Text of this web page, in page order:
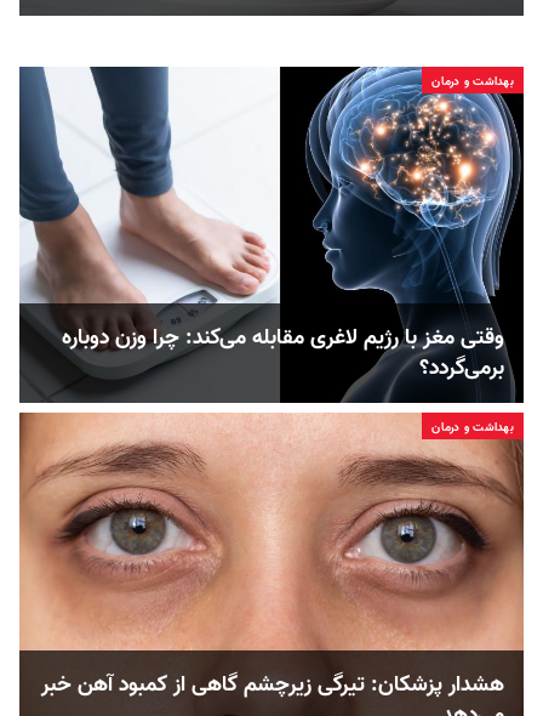
بهداشت و درمان
وقتی مغز با رژیم لاغری مقابله می‌کند: چرا وزن دوباره
برمی‌گردد؟
بهداشت و درمان
هشدار پزشکان: تیرگی زیرچشم گاهی از کمبود آهن خبر